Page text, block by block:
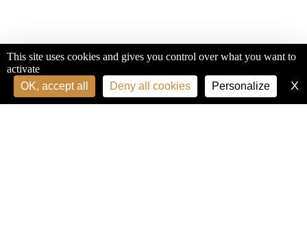
This site uses cookies and gives you control over what you want to
activate
OK, accept all
Deny all cookies Personalize X